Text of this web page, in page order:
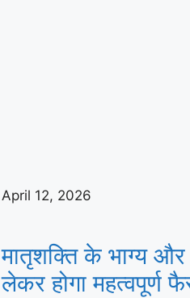
April 12, 2026
मातृशक्ति के भाग्य और
लेकर होगा महत्वपूर्ण